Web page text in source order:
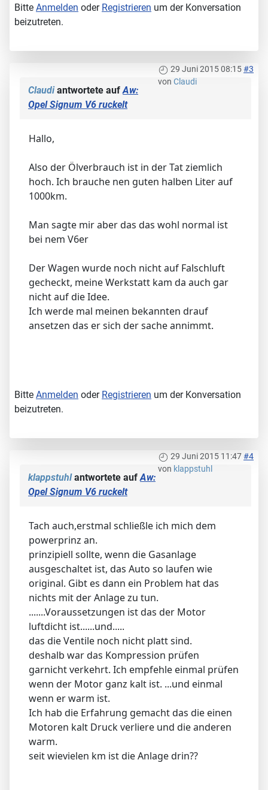
Bitte Anmelden oder Registrieren um der Konversation
beizutreten.
29 Juni 2015 08:15#3
von Claudi
Claudiantwortete aufAw:
Opel Signum V6 ruckelt
Hallo,
Also der Ölverbrauch ist in der Tat ziemlich
hoch. Ich brauche nen guten halben Liter auf
1000km.
Man sagte mir aber das das wohl normal ist
bei nem V6er
Der Wagen wurde noch nicht auf Falschluft
gecheckt, meine Werkstatt kam da auch gar
nicht auf die Idee.
Ich werde mal meinen bekannten drauf
ansetzen das er sich der sache annimmt.
Bitte Anmelden oder Registrieren um der Konversation
beizutreten.
29 Juni 2015 11:47#4
von klappstuhl
klappstuhlantwortete aufAw:
Opel Signum V6 ruckelt
Tach auch,erstmal schließle ich mich dem
powerprinz an.
prinzipiell sollte, wenn die Gasanlage
ausgeschaltet ist, das Auto so laufen wie
original. Gibt es dann ein Problem hat das
nichts mit der Anlage zu tun.
.......Voraussetzungen ist das der Motor
luftdicht ist......und.....
das die Ventile noch nicht platt sind.
deshalb war das Kompression prüfen
garnicht verkehrt. Ich empfehle einmal prüfen
wenn der Motor ganz kalt ist. ...und einmal
wenn er warm ist.
Ich hab die Erfahrung gemacht das die einen
Motoren kalt Druck verliere und die anderen
warm.
seit wievielen km ist die Anlage drin??